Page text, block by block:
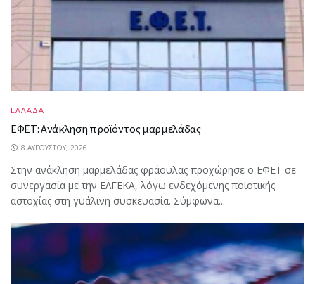
ΕΛΛΑΔΑ
ΕΦΕΤ: Ανάκληση προϊόντος μαρμελάδας
8 ΑΥΓΟΎΣΤΟΥ, 2026
Στην ανάκληση μαρμελάδας φράουλας προχώρησε ο ΕΦΕΤ σε
συνεργασία με την ΕΛΓΕΚΑ, λόγω ενδεχόμενης ποιοτικής
αστοχίας στη γυάλινη συσκευασία. Σύμφωνα...